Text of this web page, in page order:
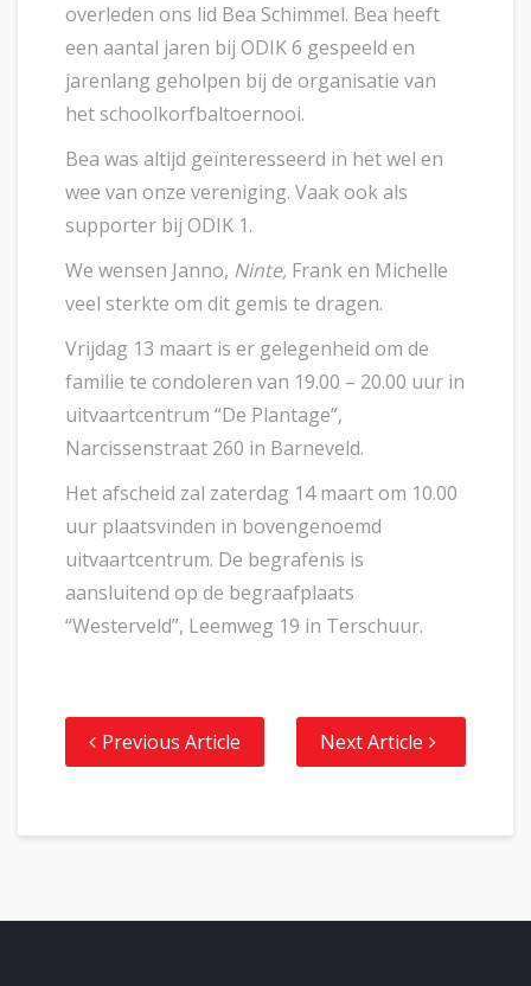
overleden ons lid Bea Schimmel. Bea heeft
een aantal jaren bij ODIK 6 gespeeld en
jarenlang geholpen bij de organisatie van
het schoolkorfbaltoernooi.
Bea was altijd geïnteresseerd in het wel en
wee van onze vereniging. Vaak ook als
supporter bij ODIK 1.
We wensen Janno, Ninte, Frank en Michelle
veel sterkte om dit gemis te dragen.
Vrijdag 13 maart is er gelegenheid om de
familie te condoleren van 19.00 – 20.00 uur in
uitvaartcentrum “De Plantage”,
Narcissenstraat 260 in Barneveld.
Het afscheid zal zaterdag 14 maart om 10.00
uur plaatsvinden in bovengenoemd
uitvaartcentrum. De begrafenis is
aansluitend op de begraafplaats
“Westerveld”, Leemweg 19 in Terschuur.
Previous Article Next Article